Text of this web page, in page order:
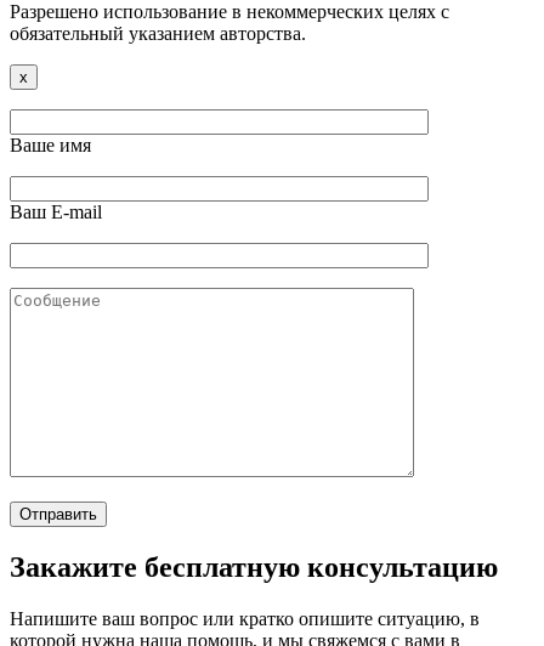
Разрешено использование в некоммерческих целях с
обязательный указанием авторства.
x
Ваше имя
Ваш E-mail
Закажите бесплатную консультацию
Напишите ваш вопрос или кратко опишите ситуацию, в
которой нужна наша помощь, и мы свяжемся с вами в